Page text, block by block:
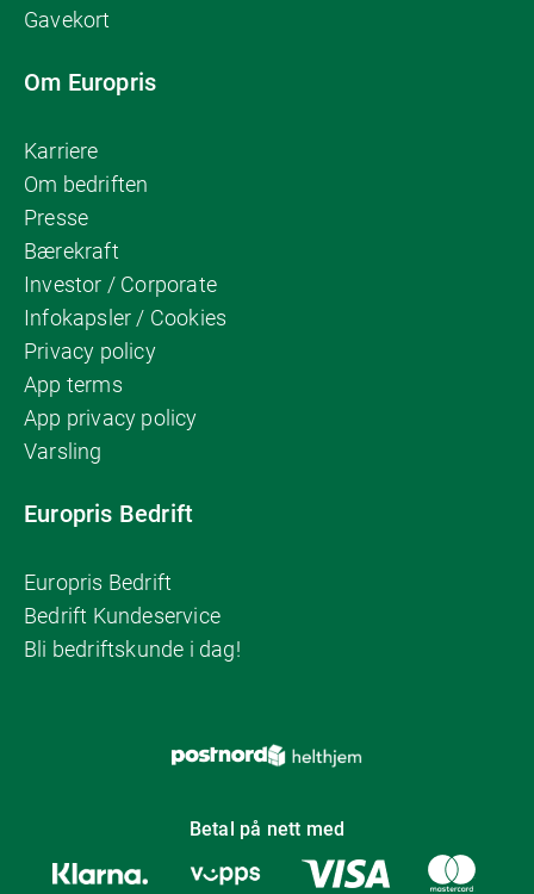
Gavekort
Om Europris
Karriere
Om bedriften
Presse
Bærekraft
Investor / Corporate
Infokapsler / Cookies
Privacy policy
App terms
App privacy policy
Varsling
Europris Bedrift
Europris Bedrift
Bedrift Kundeservice
Bli bedriftskunde i dag!
Betal på nett med